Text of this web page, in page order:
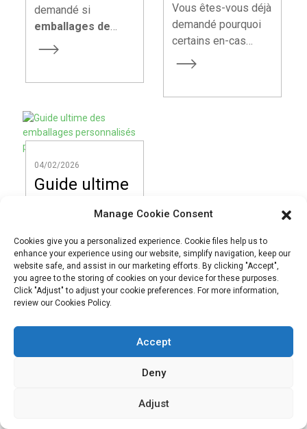
collations
peuvent-ils
protéger vos
demandé si
emballages de
collations durables
que les solutions
traditionnelles, tout
marque à se
démarquer sur un
marché de plus en
pour vos
snacks sont-
ils si
importants
Vous êtes-vous déjà
demandé pourquoi
certains en-cas
attirent
première
impression, votre
vendeur silencieux
et le reflet de
04/02/2026
Guide ultime
emballages
personnalisés
pour snacks
Vous êtes-vous
déjà demandé
pourquoi certaines
marques de
snacks sont
immédiatement
tandis que d'autres
Manage Cookie Consent
Cookies give you a personalized experience. Cookie files help us to
enhance your experience using our website, simplify navigation, keep our
website safe, and assist in our marketing efforts. By clicking "Accept",
you agree to the storing of cookies on your device for these purposes.
Click "Adjust" to adjust your cookie preferences. For more information,
review our Cookies Policy.
Accept
Deny
Adjust